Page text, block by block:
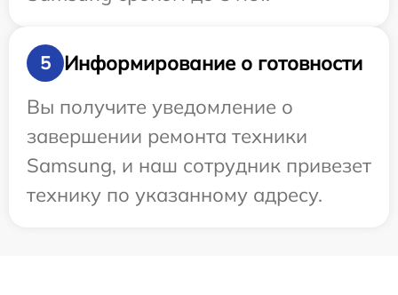
5
Информирование о готовности
Вы получите уведомление о
завершении ремонта техники
Samsung, и наш сотрудник привезет
технику по указанному адресу.